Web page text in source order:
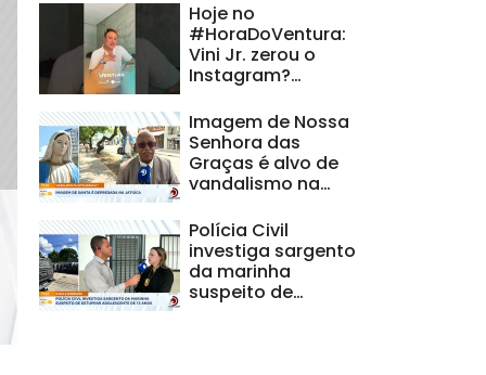
Hoje no
#HoraDoVentura:
Vini Jr. zerou o
Instagram?
Imagem de Nossa
Senhora das
Graças é alvo de
vandalismo na
Polícia Civil
investiga sargento
da marinha
suspeito de